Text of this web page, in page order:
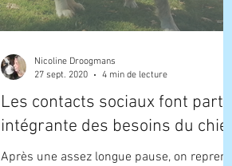
Les contacts sociaux font partie
intégrante des besoins du chien.
Après une assez longue pause, on reprend
Nicoline Droogmans
27 sept. 2020
4 min de lecture